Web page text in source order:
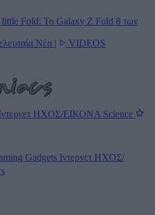
little Fold: Το Galaxy Z Fold 8 των
Νέα | VIDEOS
ΗΧΟΣ/ΕΙΚΟΝΑ Science
Gadgets Ιντερνετ ΗΧΟΣ/